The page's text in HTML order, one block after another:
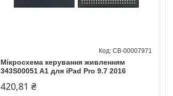
Мікросхема керування живленням
343S00051 A1 для iPad Pro 9.7 2016
CB-00007971
420,81 ₴